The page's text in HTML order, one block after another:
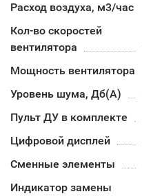
Расход воздуха, м3/час
Кол-во скоростей
вентилятора
Мощность вентилятора
Уровень шума, Дб(А)
Пульт ДУ в комплекте
Цифровой дисплей
Сменные элементы
Индикатор замены